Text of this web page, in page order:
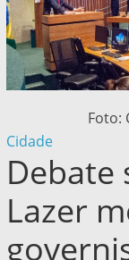
Foto:
Cidade
Debate
Lazer